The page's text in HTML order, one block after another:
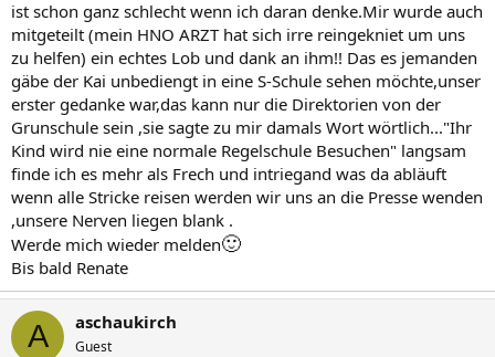
ist schon ganz schlecht wenn ich daran denke.Mir wurde auch
mitgeteilt (mein HNO ARZT hat sich irre reingekniet um uns
zu helfen) ein echtes Lob und dank an ihm!! Das es jemanden
gäbe der Kai unbediengt in eine S-Schule sehen möchte,unser
erster gedanke war,das kann nur die Direktorien von der
Grunschule sein ,sie sagte zu mir damals Wort wörtlich..."Ihr
Kind wird nie eine normale Regelschule Besuchen" langsam
finde ich es mehr als Frech und intriegand was da abläuft
wenn alle Stricke reisen werden wir uns an die Presse wenden
,unsere Nerven liegen blank .
Werde mich wieder melden🙂
Bis bald Renate
A aschaukirch
Guest